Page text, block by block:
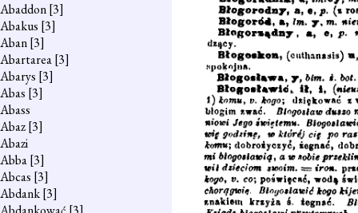
Abaddon[3]
Abakus [3]
Aban[3]
Abartarea[3]
Abarys [3]
Abas [3]
Abass
Abaz[3]
Abazi
Abba[3]
Abcas [3]
Abdank[3]